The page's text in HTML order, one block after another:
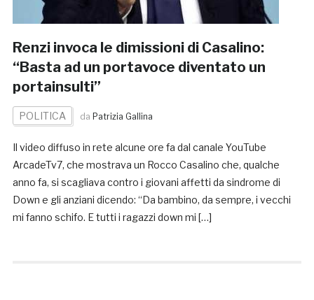
Renzi invoca le dimissioni di Casalino:
“Basta ad un portavoce diventato un
portainsulti”
POLITICA da Patrizia Gallina
Il video diffuso in rete alcune ore fa dal canale YouTube
ArcadeTv7, che mostrava un Rocco Casalino che, qualche
anno fa, si scagliava contro i giovani affetti da sindrome di
Down e gli anziani dicendo: “Da bambino, da sempre, i vecchi
mi fanno schifo. E tutti i ragazzi down mi […]